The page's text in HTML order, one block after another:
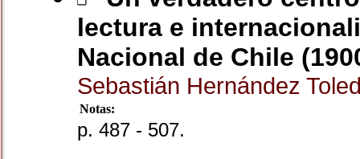
lectura e
Nacional de Chile
Sebastián Hernández
Notas:
p. 487 - 507.